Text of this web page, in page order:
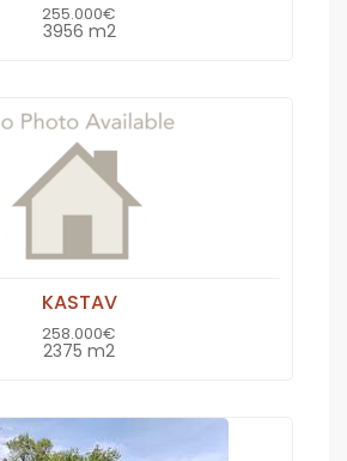
255.000€
3956 m2
KASTAV
258.000€
2375 m2